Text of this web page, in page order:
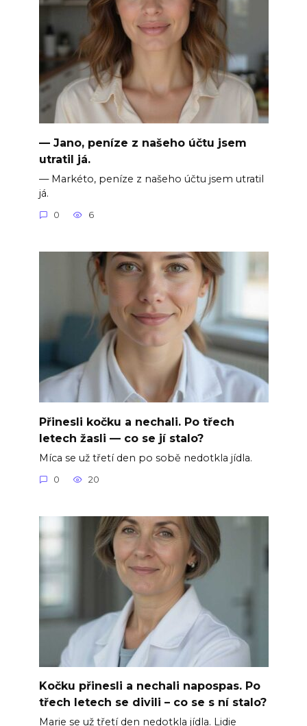
— Jano, peníze z našeho účtu jsem
utratil já.
— Markéto, peníze z našeho účtu jsem utratil
já.
0 6
Přinesli kočku a nechali. Po třech
letech žasli — co se jí stalo?
Míca se už třetí den po sobě nedotkla jídla.
0 20
Kočku přinesli a nechali napospas. Po
třech letech se divili – co se s ní stalo?
Marie se už třetí den nedotkla jídla. Lidie